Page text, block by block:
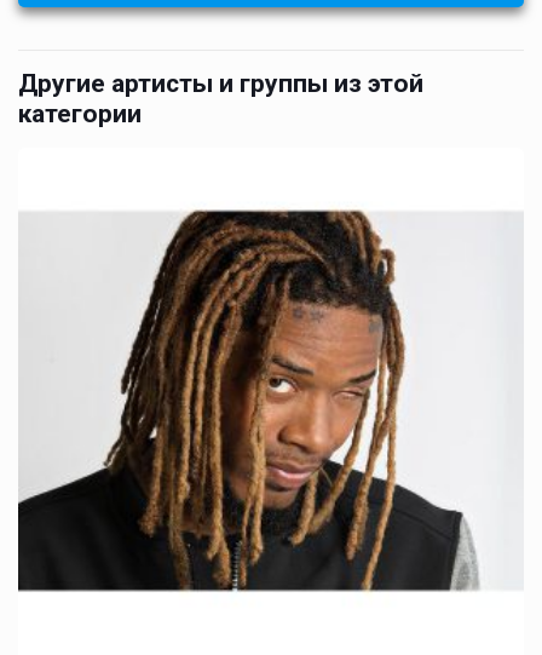
Другие артисты и группы из этой
категории